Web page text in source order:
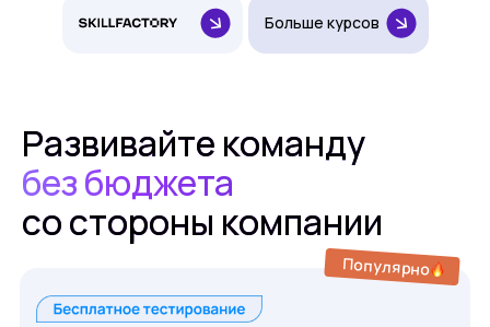
Больше курсов
Развивайте команду
без бюджета
со стороны компании
Популярно